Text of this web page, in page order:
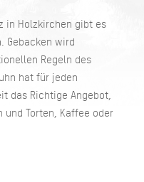
in Holzkirchen gibt es
Gebacken wird
Regeln des
hat für jeden
das Richtige Angebot,
und Torten, Kaffee oder